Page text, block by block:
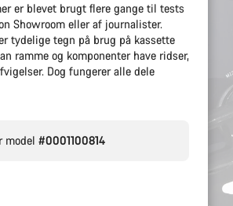
er blevet brugt flere gange til tests
Showroom eller af journalister.
tydelige tegn på brug på kassette
ramme og komponenter have ridser,
Dog fungerer alle dele
model #0001100814